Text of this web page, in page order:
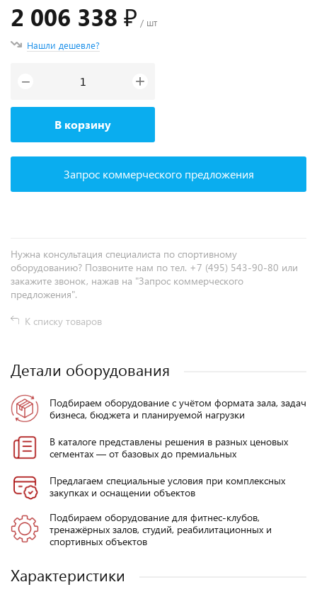
2 006 338 ₽ / шт
Нашли дешевле?
− +
В корзину
Запрос коммерческого предложения
Нужна консультация специалиста по спортивному
оборудованию? Позвоните нам по тел. +7 (495) 543-90-80 или
закажите звонок, нажав на "Запрос коммерческого
предложения".
К списку товаров
Детали оборудования
Подбираем оборудование с учётом формата зала, задач
бизнеса, бюджета и планируемой нагрузки
В каталоге представлены решения в разных ценовых
сегментах — от базовых до премиальных
Предлагаем специальные условия при комплексных
закупках и оснащении объектов
Подбираем оборудование для фитнес-клубов,
тренажёрных залов, студий, реабилитационных и
спортивных объектов
Характеристики